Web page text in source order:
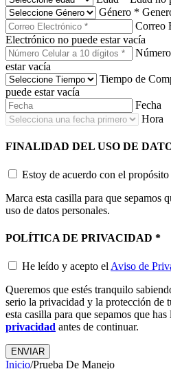
Género *
Correo
Electrónico no puede estar vacía
estar vacía
Tiempo de
puede estar vacía
Fecha
Hora
FINALIDAD DEL USO DE
Estoy de acuerdo con el propósito
Marca esta casilla para que sepamos
uso de datos personales.
POLÍTICA DE PRIVACIDAD *
He leído y acepto el Aviso de
Queremos que estés tranquilo
serio la privacidad y la protección de
esta casilla para que sepamos que has
privacidad antes de continuar.
ENVIAR
Inicio/Prueba De Manejo